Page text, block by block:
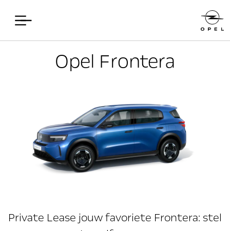
Opel Frontera
Private Lease jouw favoriete Frontera: stel